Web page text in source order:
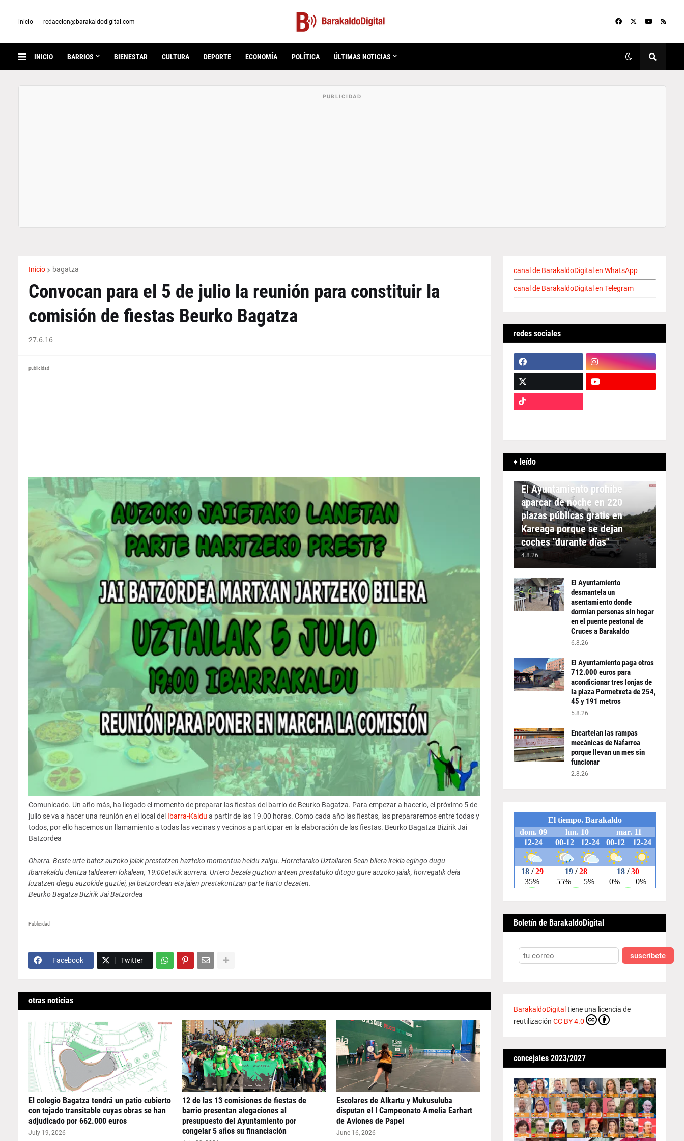
inicio redaccion@barakaldodigital.com
INICIO BARRIOS BIENESTAR CULTURA DEPORTE ECONOMÍA POLÍTICA ÚLTIMAS NOTICIAS
Inicio bagatza
Convocan para el 5 de julio la reunión para constituir la
comisión de fiestas Beurko Bagatza
27.6.16
publicidad
Comunicado. Un año más, ha llegado el momento de preparar las fiestas del barrio de Beurko Bagatza. Para empezar a hacerlo, el próximo 5 de
julio se va a hacer una reunión en el local del Ibarra-Kaldu a partir de las 19.00 horas. Como cada año las fiestas, las prepararemos entre todas y
todos, por ello hacemos un llamamiento a todas las vecinas y vecinos a participar en la elaboración de las fiestas. Beurko Bagatza Bizirik Jai
Batzordea
Oharra. Beste urte batez auzoko jaiak prestatzen hazteko momentua heldu zaigu. Horretarako Uztailaren 5ean bilera irekia egingo dugu
Ibarrakaldu dantza taldearen lokalean, 19:00etatik aurrera. Urtero bezala guztion artean prestatuko ditugu gure auzoko jaiak, horregatik deia
luzatzen diegu auzokide guztiei, jai batzordean eta jaien prestakuntzan parte hartu dezaten.
Beurko Bagatza Bizirik Jai Batzordea
Publicidad
Facebook Twitter
otras noticias
El colegio Bagatza tendrá un patio cubierto
con tejado transitable cuyas obras se han
adjudicado por 662.000 euros
July 19, 2026
12 de las 13 comisiones de fiestas de
barrio presentan alegaciones al
presupuesto del Ayuntamiento por
congelar 5 años su financiación
Escolares de Alkartu y Mukusuluba
disputan el I Campeonato Amelia Earhart
de Aviones de Papel
June 16, 2026
canal de BarakaldoDigital en WhatsApp
canal de BarakaldoDigital en Telegram
redes sociales
+ leído
APARCAMIENTO
El Ayuntamiento prohíbe
aparcar de noche en 220
plazas públicas gratis en
Kareaga porque se dejan
coches "durante días"
4.8.26
El Ayuntamiento
desmantela un
asentamiento donde
dormían personas sin hogar
en el puente peatonal de
Cruces a Barakaldo
6.8.26
El Ayuntamiento paga otros
712.000 euros para
acondicionar tres lonjas de
la plaza Pormetxeta de 254,
45 y 191 metros
5.8.26
Encartelan las rampas
mecánicas de Nafarroa
porque llevan un mes sin
funcionar
2.8.26
Boletín de BarakaldoDigital
suscríbete
BarakaldoDigital tiene una licencia de
reutilización CC BY 4.0
concejales 2023/2027